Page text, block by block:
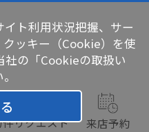
件リクエスト 来店予約
ト利用状況把握、サー
ッキー（Cookie）を使
社の 「Cookieの取扱い